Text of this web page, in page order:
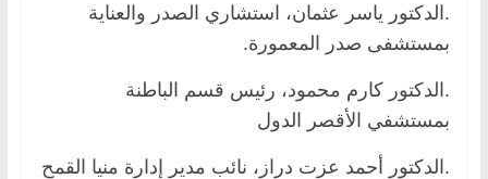
.الدكتور ياسر عثمان، استشاري الصدر والعناية
بمستشفى صدر المعمورة.
.الدكتور كارم محمود، رئيس قسم الباطنة
بمستشفي الأقصر الدول
.الدكتور أحمد عزت دراز، نائب مدير إدارة منيا القمح